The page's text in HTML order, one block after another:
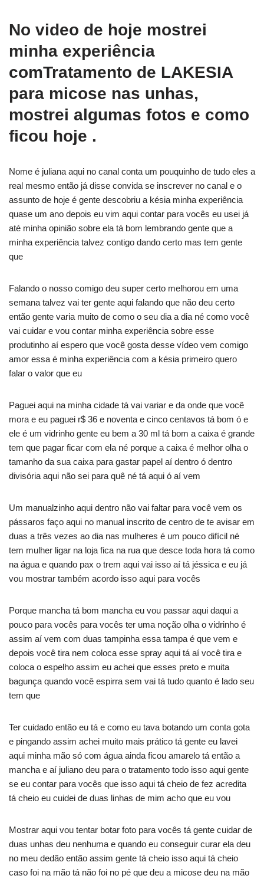
No video de hoje mostrei
minha experiência
comTratamento de LAKESIA
para micose nas unhas,
mostrei algumas fotos e como
ficou hoje .
Nome é juliana aqui no canal conta um pouquinho de tudo eles a
real mesmo então já disse convida se inscrever no canal e o
assunto de hoje é gente descobriu a késia minha experiência
quase um ano depois eu vim aqui contar para vocês eu usei já
até minha opinião sobre ela tá bom lembrando gente que a
minha experiência talvez contigo dando certo mas tem gente
que
Falando o nosso comigo deu super certo melhorou em uma
semana talvez vai ter gente aqui falando que não deu certo
então gente varia muito de como o seu dia a dia né como você
vai cuidar e vou contar minha experiência sobre esse
produtinho aí espero que você gosta desse vídeo vem comigo
amor essa é minha experiência com a késia primeiro quero
falar o valor que eu
Paguei aqui na minha cidade tá vai variar e da onde que você
mora e eu paguei r$ 36 e noventa e cinco centavos tá bom ó e
ele é um vidrinho gente eu bem a 30 ml tá bom a caixa é grande
tem que pagar ficar com ela né porque a caixa é melhor olha o
tamanho da sua caixa para gastar papel aí dentro ó dentro
divisória aqui não sei para quê né tá aqui ó aí vem
Um manualzinho aqui dentro não vai faltar para você vem os
pássaros faço aqui no manual inscrito de centro de te avisar em
duas a três vezes ao dia nas mulheres é um pouco difícil né
tem mulher ligar na loja fica na rua que desce toda hora tá como
na água e quando pax o trem aqui vai isso aí tá jéssica e eu já
vou mostrar também acordo isso aqui para vocês
Porque mancha tá bom mancha eu vou passar aqui daqui a
pouco para vocês para vocês ter uma noção olha o vidrinho é
assim aí vem com duas tampinha essa tampa é que vem e
depois você tira nem coloca esse spray aqui tá aí você tira e
coloca o espelho assim eu achei que esses preto e muita
bagunça quando você espirra sem vai tá tudo quanto é lado seu
tem que
Ter cuidado então eu tá e como eu tava botando um conta gota
e pingando assim achei muito mais prático tá gente eu lavei
aqui minha mão só com água ainda ficou amarelo tá então a
mancha e aí juliano deu para o tratamento todo isso aqui gente
se eu contar para vocês que isso aqui tá cheio de fez acredita
tá cheio eu cuidei de duas linhas de mim acho que eu vou
Mostrar aqui vou tentar botar foto para vocês tá gente cuidar de
duas unhas deu nenhuma e quando eu conseguir curar ela deu
no meu dedão então assim gente tá cheio isso aqui tá cheio
caso foi na mão tá não foi no pé que deu a micose deu na mão